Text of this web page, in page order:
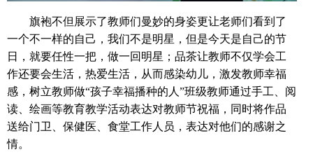
旗袍不但展示了教师们曼妙的身姿更让老师们看到了
一个不一样的自己，我们不是明星，但是今天是自己的节
日，就要任性一把，做一回明星；品茶让教师不仅学会工
作还要会生活，热爱生活，从而感染幼儿，激发教师幸福
感，树立教师做“孩子幸福播种的人”班级教师通过手工、阅
读、绘画等教育教学活动表达对教师节祝福，同时将作品
送给门卫、保健医、食堂工作人员，表达对他们的感谢之
情。